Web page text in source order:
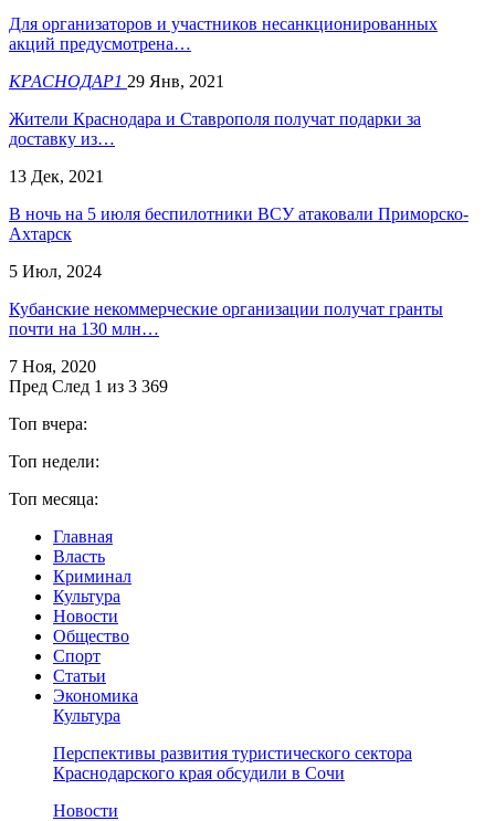
Для организаторов и участников несанкционированных
акций предусмотрена…
КРАСНОДАР1 29 Янв, 2021
Жители Краснодара и Ставрополя получат подарки за
доставку из…
13 Дек, 2021
В ночь на 5 июля беспилотники ВСУ атаковали Приморско-
Ахтарск
5 Июл, 2024
Кубанские некоммерческие организации получат гранты
почти на 130 млн…
7 Ноя, 2020
Пред След 1 из 3 369
Топ вчера:
Топ недели:
Топ месяца:
Главная
Власть
Криминал
Культура
Новости
Общество
Спорт
Статьи
Экономика
Культура
Перспективы развития туристического сектора
Краснодарского края обсудили в Сочи
Новости